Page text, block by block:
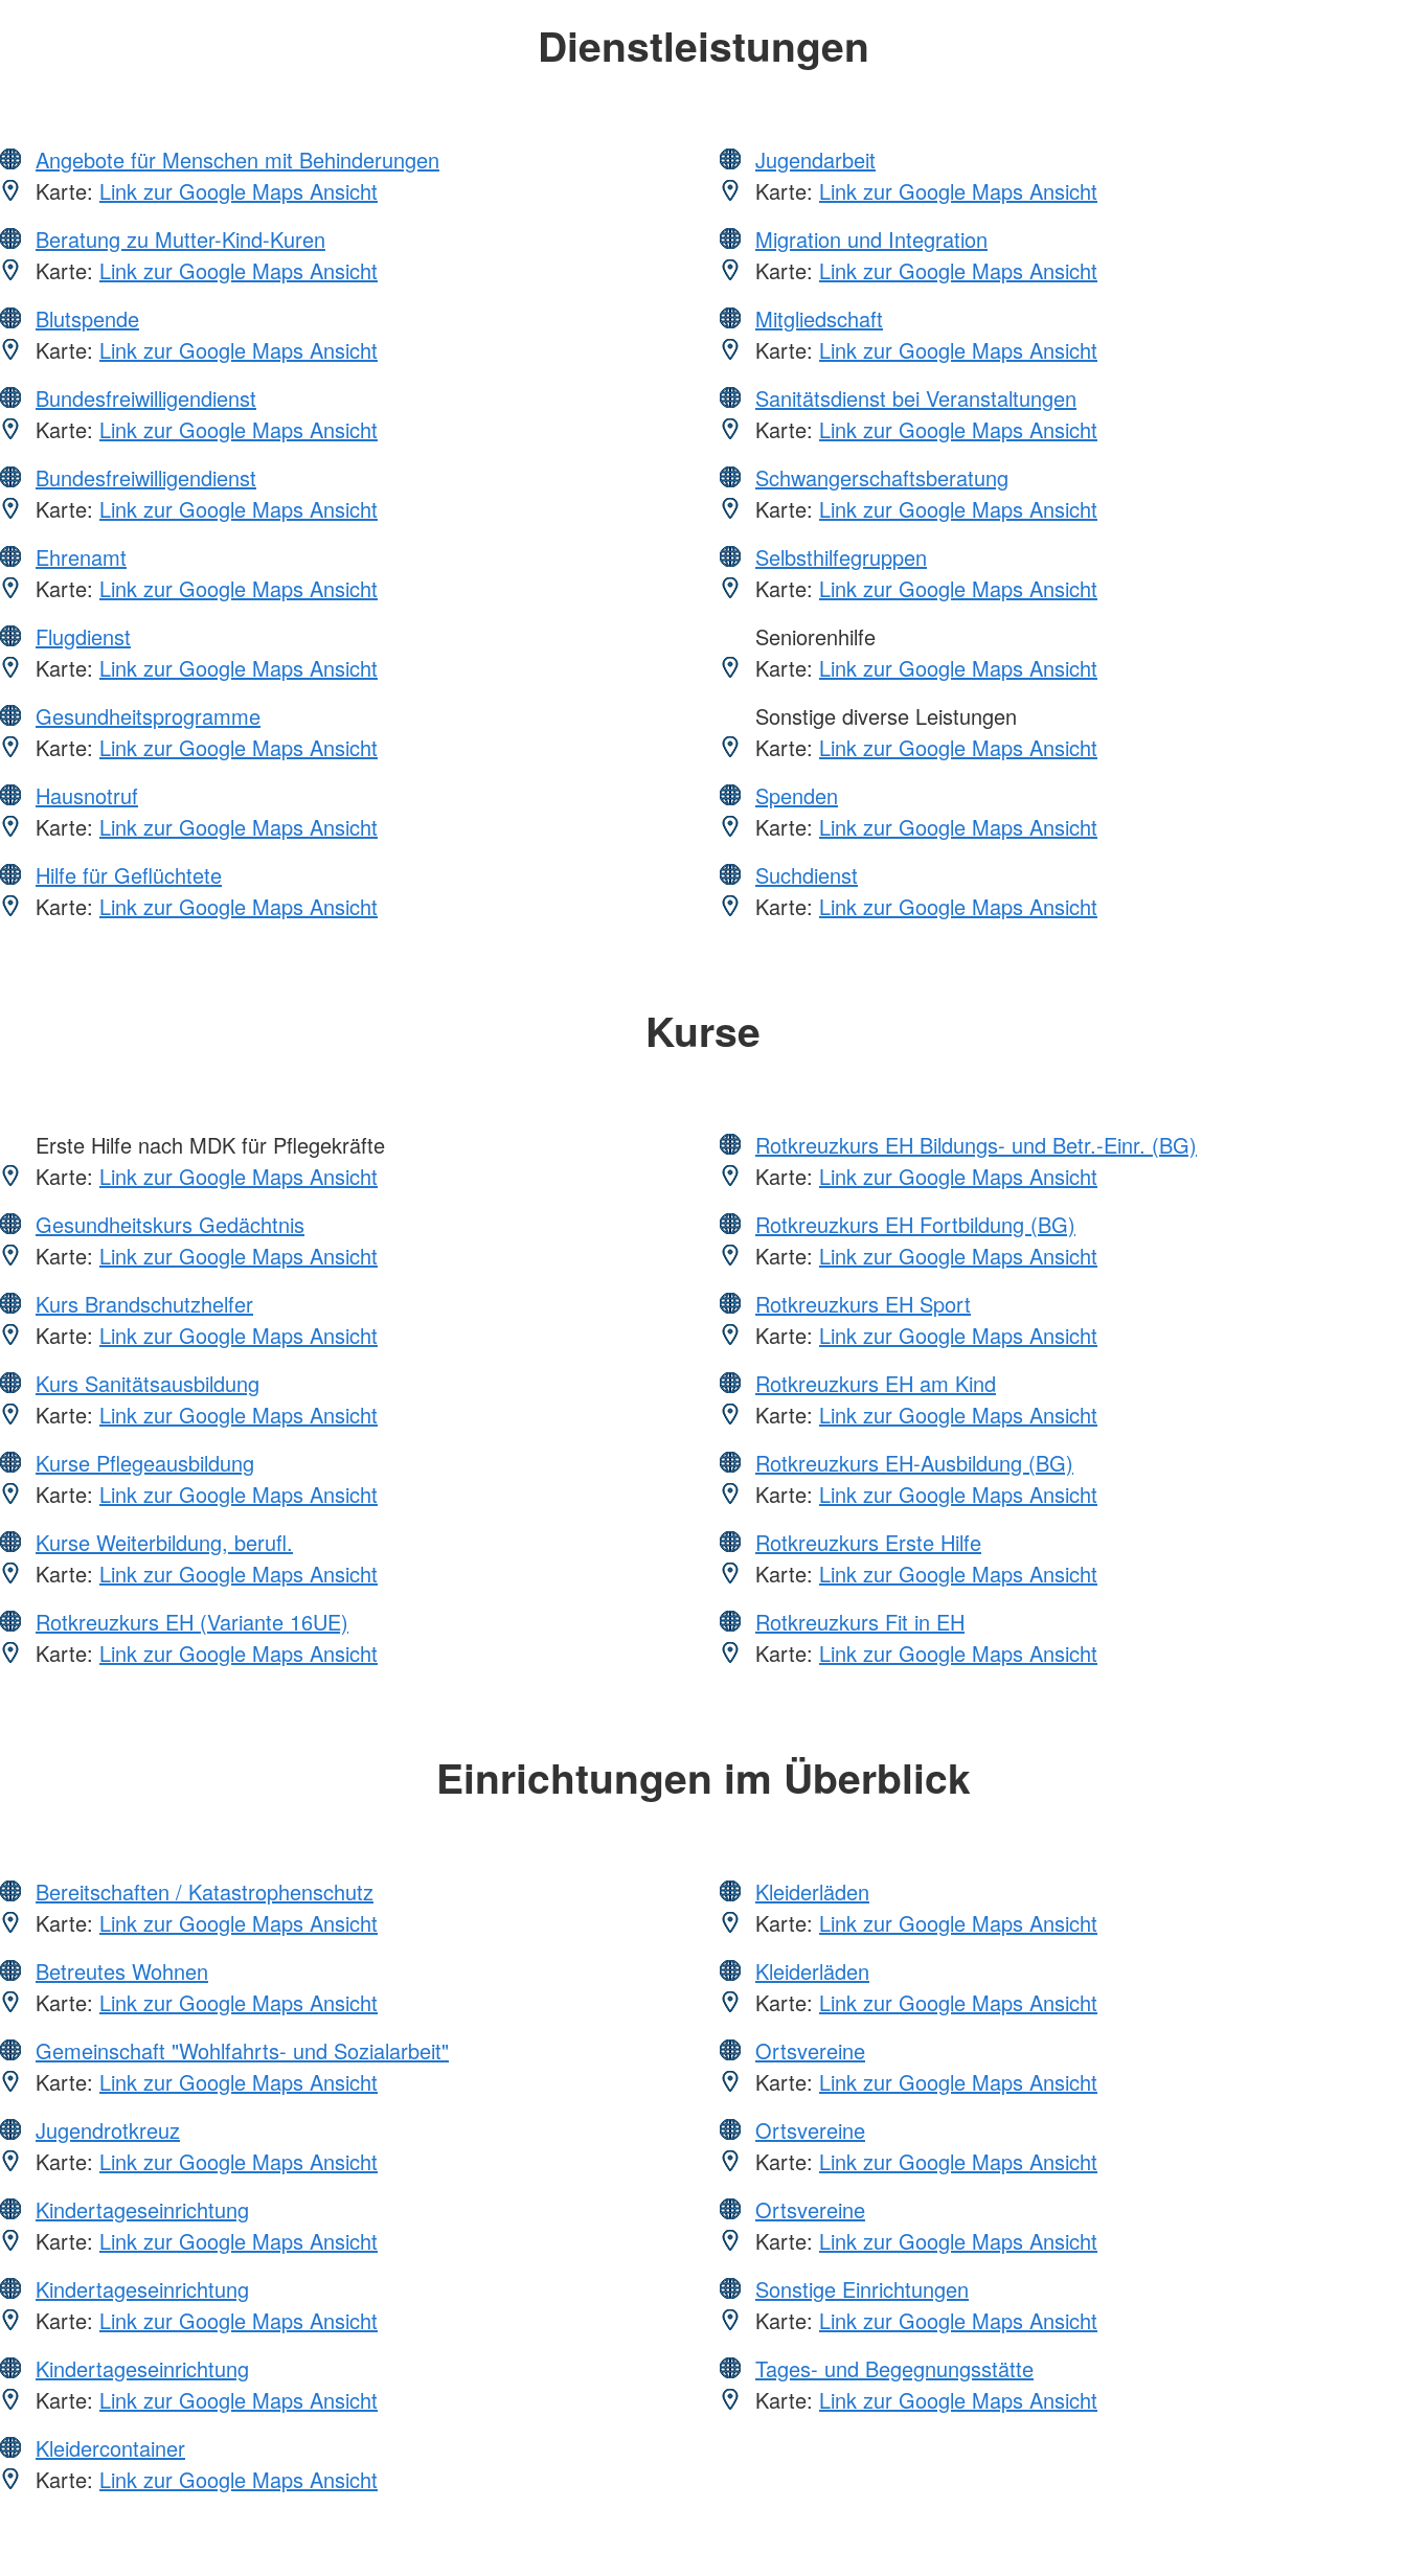
Dienstleistungen
Angebote für Menschen mit Behinderungen
Karte: Link zur Google Maps Ansicht
Beratung zu Mutter-Kind-Kuren
Karte: Link zur Google Maps Ansicht
Blutspende
Karte: Link zur Google Maps Ansicht
Bundesfreiwilligendienst
Karte: Link zur Google Maps Ansicht
Bundesfreiwilligendienst
Karte: Link zur Google Maps Ansicht
Ehrenamt
Karte: Link zur Google Maps Ansicht
Flugdienst
Karte: Link zur Google Maps Ansicht
Gesundheitsprogramme
Karte: Link zur Google Maps Ansicht
Hausnotruf
Karte: Link zur Google Maps Ansicht
Hilfe für Geflüchtete
Karte: Link zur Google Maps Ansicht
Jugendarbeit
Karte: Link zur Google Maps Ansicht
Migration und Integration
Karte: Link zur Google Maps Ansicht
Mitgliedschaft
Karte: Link zur Google Maps Ansicht
Sanitätsdienst bei Veranstaltungen
Karte: Link zur Google Maps Ansicht
Schwangerschaftsberatung
Karte: Link zur Google Maps Ansicht
Selbsthilfegruppen
Karte: Link zur Google Maps Ansicht
Seniorenhilfe
Karte: Link zur Google Maps Ansicht
Sonstige diverse Leistungen
Karte: Link zur Google Maps Ansicht
Spenden
Karte: Link zur Google Maps Ansicht
Suchdienst
Karte: Link zur Google Maps Ansicht
Kurse
Erste Hilfe nach MDK für Pflegekräfte
Karte: Link zur Google Maps Ansicht
Gesundheitskurs Gedächtnis
Karte: Link zur Google Maps Ansicht
Kurs Brandschutzhelfer
Karte: Link zur Google Maps Ansicht
Kurs Sanitätsausbildung
Karte: Link zur Google Maps Ansicht
Kurse Pflegeausbildung
Karte: Link zur Google Maps Ansicht
Kurse Weiterbildung, berufl.
Karte: Link zur Google Maps Ansicht
Rotkreuzkurs EH (Variante 16UE)
Karte: Link zur Google Maps Ansicht
Rotkreuzkurs EH Bildungs- und Betr.-Einr. (BG)
Karte: Link zur Google Maps Ansicht
Rotkreuzkurs EH Fortbildung (BG)
Karte: Link zur Google Maps Ansicht
Rotkreuzkurs EH Sport
Karte: Link zur Google Maps Ansicht
Rotkreuzkurs EH am Kind
Karte: Link zur Google Maps Ansicht
Rotkreuzkurs EH-Ausbildung (BG)
Karte: Link zur Google Maps Ansicht
Rotkreuzkurs Erste Hilfe
Karte: Link zur Google Maps Ansicht
Rotkreuzkurs Fit in EH
Karte: Link zur Google Maps Ansicht
Einrichtungen im Überblick
Bereitschaften / Katastrophenschutz
Karte: Link zur Google Maps Ansicht
Betreutes Wohnen
Karte: Link zur Google Maps Ansicht
Gemeinschaft "Wohlfahrts- und Sozialarbeit"
Karte: Link zur Google Maps Ansicht
Jugendrotkreuz
Karte: Link zur Google Maps Ansicht
Kindertageseinrichtung
Karte: Link zur Google Maps Ansicht
Kindertageseinrichtung
Karte: Link zur Google Maps Ansicht
Kindertageseinrichtung
Karte: Link zur Google Maps Ansicht
Kleidercontainer
Karte: Link zur Google Maps Ansicht
Kleiderläden
Karte: Link zur Google Maps Ansicht
Kleiderläden
Karte: Link zur Google Maps Ansicht
Ortsvereine
Karte: Link zur Google Maps Ansicht
Ortsvereine
Karte: Link zur Google Maps Ansicht
Ortsvereine
Karte: Link zur Google Maps Ansicht
Sonstige Einrichtungen
Karte: Link zur Google Maps Ansicht
Tages- und Begegnungsstätte
Karte: Link zur Google Maps Ansicht